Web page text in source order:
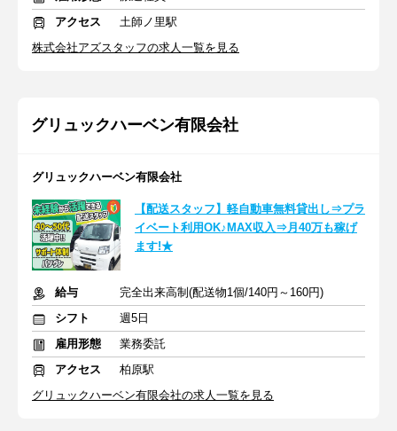
アクセス
土師ノ里駅
株式会社アズスタッフの求人一覧を見る
グリュックハーベン有限会社
グリュックハーベン有限会社
【配送スタッフ】軽自動車無料貸出し⇒プラ
イベート利用OK♪MAX収入⇒月40万も稼げ
ます!★
給与
完全出来高制(配送物1個/140円～160円)
シフト
週5日
雇用形態
業務委託
アクセス
柏原駅
グリュックハーベン有限会社の求人一覧を見る